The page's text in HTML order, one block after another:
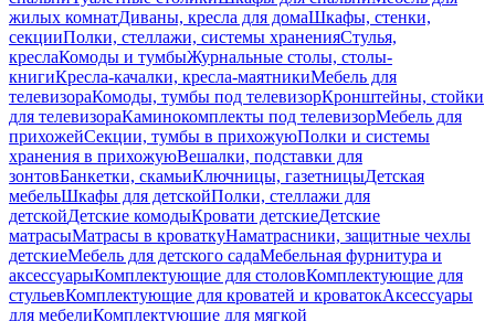
жилых комнатДиваны, кресла для домаШкафы, стенки,
секцииПолки, стеллажи, системы храненияСтулья,
креслаКомоды и тумбыЖурнальные столы, столы-
книгиКресла-качалки, кресла-маятникиМебель для
телевизораКомоды, тумбы под телевизорКронштейны, стойки
для телевизораКаминокомплекты под телевизорМебель для
прихожейСекции, тумбы в прихожуюПолки и системы
хранения в прихожуюВешалки, подставки для
зонтовБанкетки, скамьиКлючницы, газетницыДетская
мебельШкафы для детскойПолки, стеллажи для
детскойДетские комодыКровати детскиеДетские
матрасыМатрасы в кроваткуНаматрасники, защитные чехлы
детскиеМебель для детского садаМебельная фурнитура и
аксессуарыКомплектующие для столовКомплектующие для
стульевКомплектующие для кроватей и кроватокАксессуары
для мебелиКомплектующие для мягкой